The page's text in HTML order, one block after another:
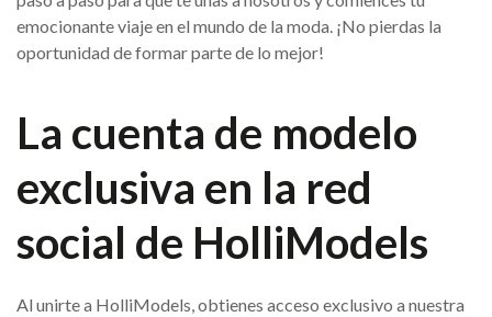
emocionante viaje en el mundo de la moda. ¡No pierdas la
oportunidad de formar parte de lo mejor!
La cuenta de modelo
exclusiva en la red
social de HolliModels
Al unirte a HolliModels, obtienes acceso exclusivo a nuestra